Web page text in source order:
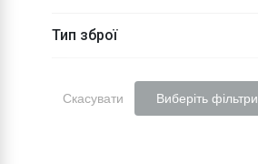
Тип зброї
Скасувати Виберіть фільтри